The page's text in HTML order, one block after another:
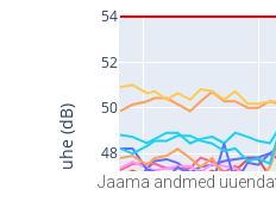
Jaama andmed